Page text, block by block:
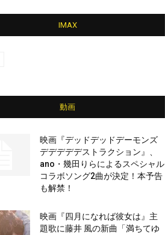
IMAX
動画
映画『デッドデッドデーモンズ
デデデデデストラクション』、
ano・幾田りらによるスペシャル
コラボソング2曲が決定！本予告
も解禁！
映画『四月になれば彼女は』主
題歌に藤井 風の新曲「満ちてゆ